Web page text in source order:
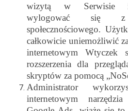
wizytą w Serwisie
wylogować się
społecznościowego.
całkowicie uniemożliwić
internetowym Wtyczek
rozszerzenia dla
skryptów za pomocą
Administrator
internetowym